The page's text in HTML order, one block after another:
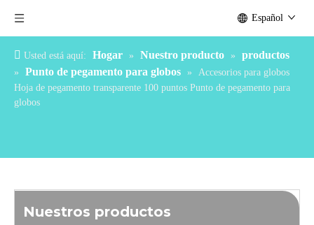
Español
Usted está aquí: Hogar » Nuestro producto » productos
» Punto de pegamento para globos »
Accesorios para globos
Hoja de pegamento transparente 100 puntos Punto de pegamento para
globos
Nuestros productos